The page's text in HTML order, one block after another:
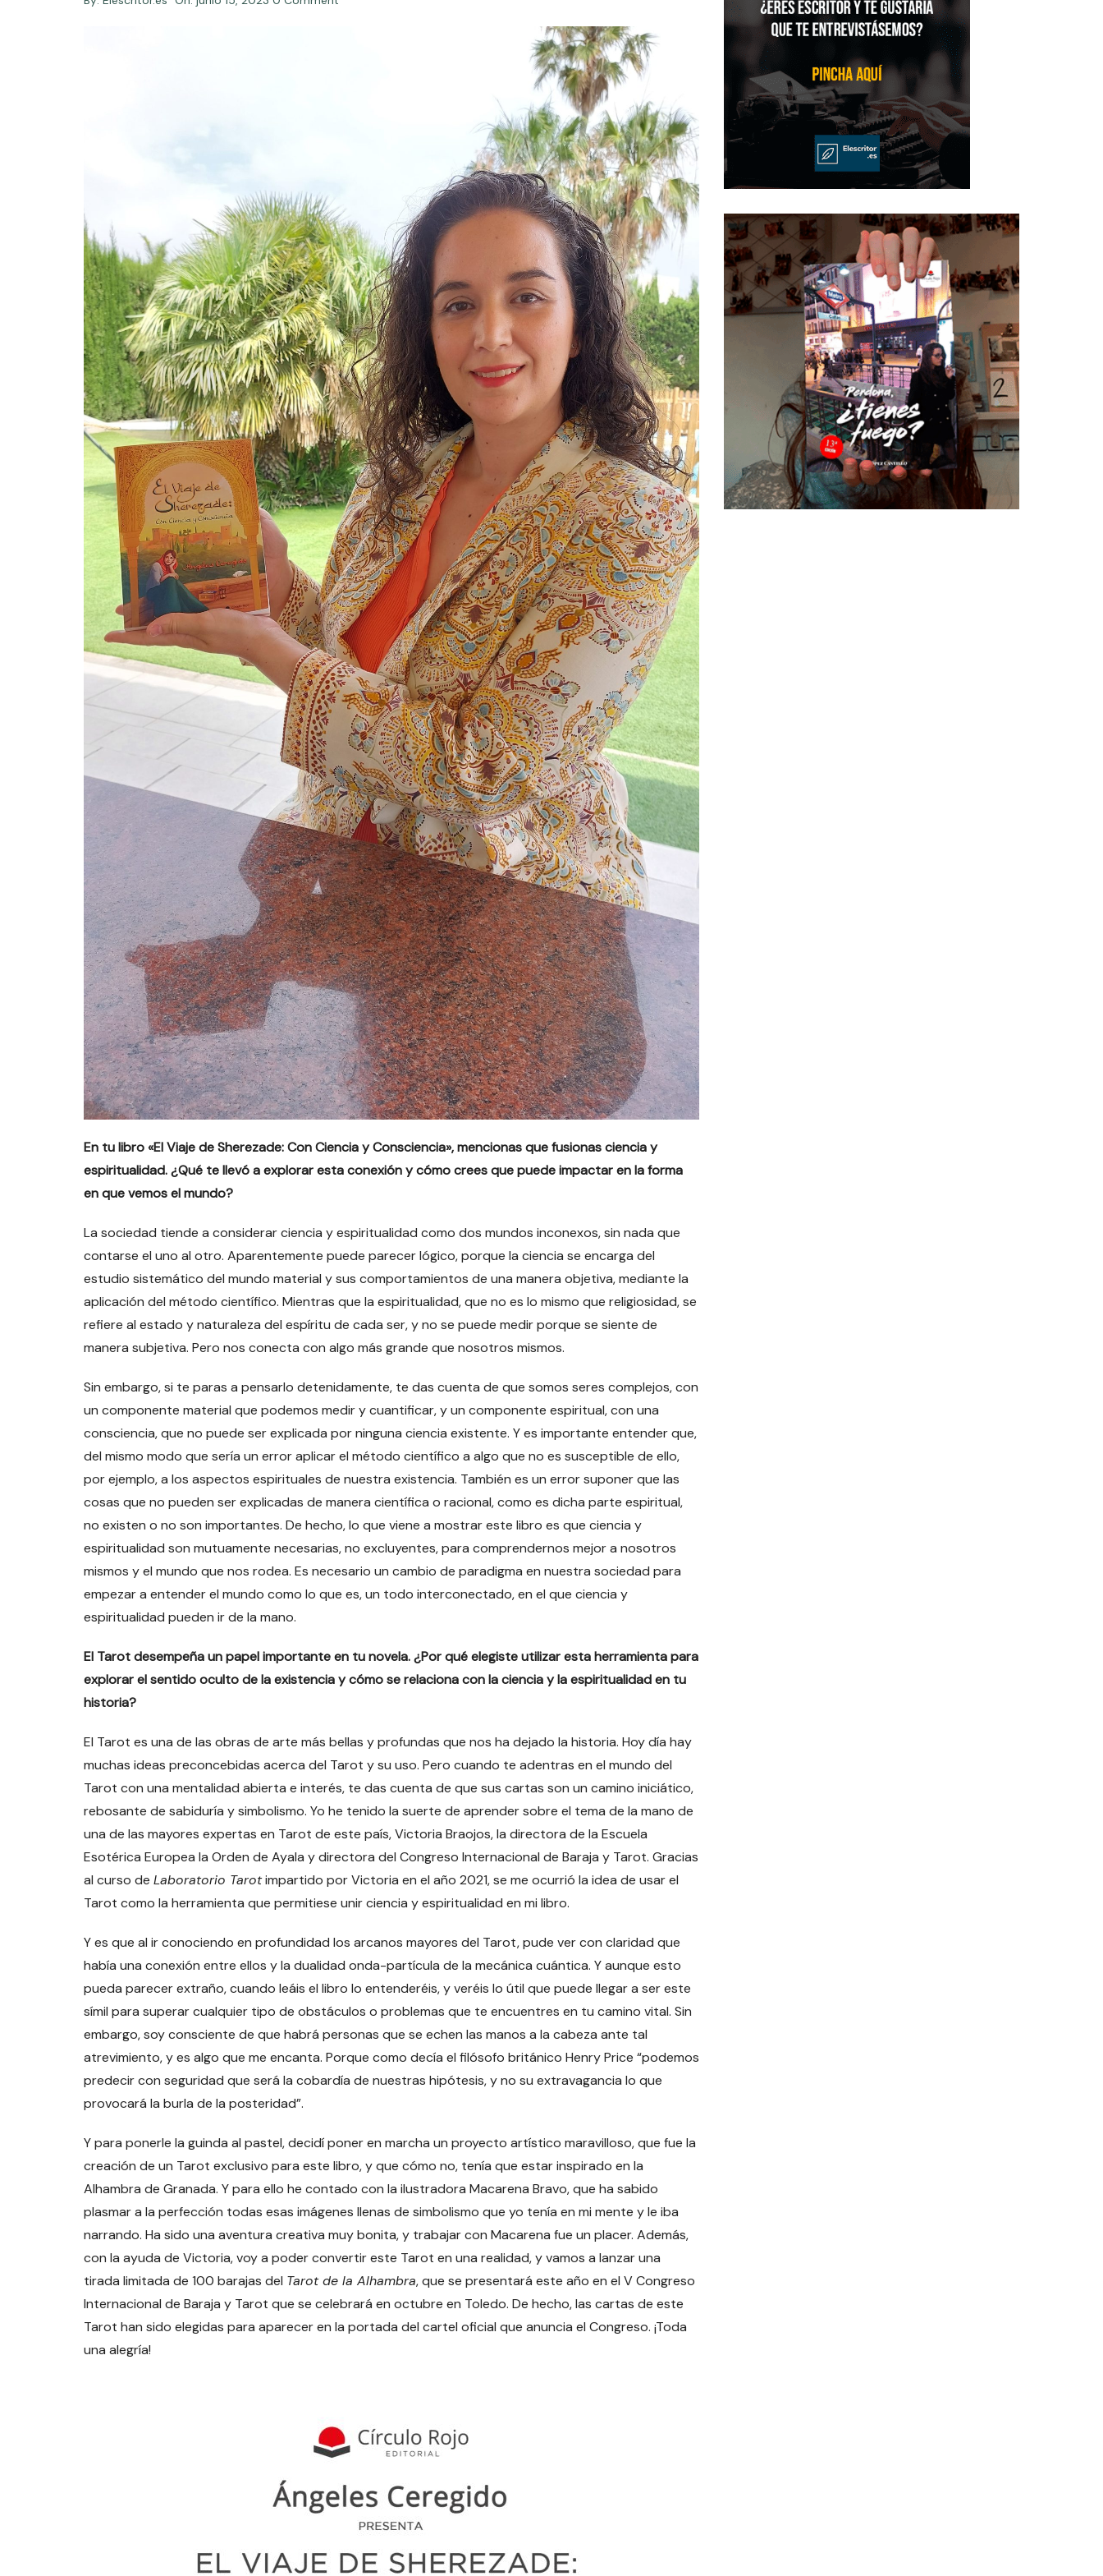
En tu libro «El Viaje de Sherezade: Con Ciencia y Consciencia», mencionas que fusionas ciencia y
espiritualidad. ¿Qué te llevó a explorar esta conexión y cómo crees que puede impactar en la forma
en que vemos el mundo?
La sociedad tiende a considerar ciencia y espiritualidad como dos mundos inconexos, sin nada que
contarse el uno al otro. Aparentemente puede parecer lógico, porque la ciencia se encarga del
estudio sistemático del mundo material y sus comportamientos de una manera objetiva, mediante la
aplicación del método científico. Mientras que la espiritualidad, que no es lo mismo que religiosidad, se
refiere al estado y naturaleza del espíritu de cada ser, y no se puede medir porque se siente de
manera subjetiva. Pero nos conecta con algo más grande que nosotros mismos.
Sin embargo, si te paras a pensarlo detenidamente, te das cuenta de que somos seres complejos, con
un componente material que podemos medir y cuantificar, y un componente espiritual, con una
consciencia, que no puede ser explicada por ninguna ciencia existente. Y es importante entender que,
del mismo modo que sería un error aplicar el método científico a algo que no es susceptible de ello,
por ejemplo, a los aspectos espirituales de nuestra existencia. También es un error suponer que las
cosas que no pueden ser explicadas de manera científica o racional, como es dicha parte espiritual,
no existen o no son importantes. De hecho, lo que viene a mostrar este libro es que ciencia y
espiritualidad son mutuamente necesarias, no excluyentes, para comprendernos mejor a nosotros
mismos y el mundo que nos rodea. Es necesario un cambio de paradigma en nuestra sociedad para
empezar a entender el mundo como lo que es, un todo interconectado, en el que ciencia y
espiritualidad pueden ir de la mano.
El Tarot desempeña un papel importante en tu novela. ¿Por qué elegiste utilizar esta herramienta para
explorar el sentido oculto de la existencia y cómo se relaciona con la ciencia y la espiritualidad en tu
historia?
El Tarot es una de las obras de arte más bellas y profundas que nos ha dejado la historia. Hoy día hay
muchas ideas preconcebidas acerca del Tarot y su uso. Pero cuando te adentras en el mundo del
Tarot con una mentalidad abierta e interés, te das cuenta de que sus cartas son un camino iniciático,
rebosante de sabiduría y simbolismo. Yo he tenido la suerte de aprender sobre el tema de la mano de
una de las mayores expertas en Tarot de este país, Victoria Braojos, la directora de la Escuela
Esotérica Europea la Orden de Ayala y directora del Congreso Internacional de Baraja y Tarot. Gracias
al curso de Laboratorio Tarotimpartido por Victoria en el año 2021, se me ocurrió la idea de usar el
Tarot como la herramienta que permitiese unir ciencia y espiritualidad en mi libro.
Y es que al ir conociendo en profundidad los arcanos mayores del Tarot, pude ver con claridad que
había una conexión entre ellos y la dualidad onda-partícula de la mecánica cuántica. Y aunque esto
pueda parecer extraño, cuando leáis el libro lo entenderéis, y veréis lo útil que puede llegar a ser este
símil para superar cualquier tipo de obstáculos o problemas que te encuentres en tu camino vital. Sin
embargo, soy consciente de que habrá personas que se echen las manos a la cabeza ante tal
atrevimiento, y es algo que me encanta. Porque como decía el filósofo británico Henry Price “podemos
predecir con seguridad que será la cobardía de nuestras hipótesis, y no su extravagancia lo que
provocará la burla de la posteridad”.
Y para ponerle la guinda al pastel, decidí poner en marcha un proyecto artístico maravilloso, que fue la
creación de un Tarot exclusivo para este libro, y que cómo no, tenía que estar inspirado en la
Alhambra de Granada. Y para ello he contado con la ilustradora Macarena Bravo, que ha sabido
plasmar a la perfección todas esas imágenes llenas de simbolismo que yo tenía en mi mente y le iba
narrando. Ha sido una aventura creativa muy bonita, y trabajar con Macarena fue un placer. Además,
con la ayuda de Victoria, voy a poder convertir este Tarot en una realidad, y vamos a lanzar una
tirada limitada de 100 barajas del Tarot de la Alhambra, que se presentará este año en el V Congreso
Internacional de Baraja y Tarot que se celebrará en octubre en Toledo. De hecho, las cartas de este
Tarot han sido elegidas para aparecer en la portada del cartel oficial que anuncia el Congreso. ¡Toda
una alegría!